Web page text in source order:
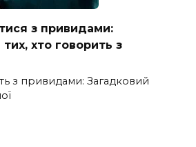
з привидами:
хто говорить з
з привидами: Загадковий